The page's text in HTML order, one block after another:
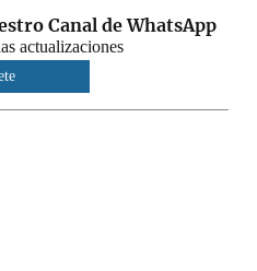
Canal de WhatsApp
actualizaciones